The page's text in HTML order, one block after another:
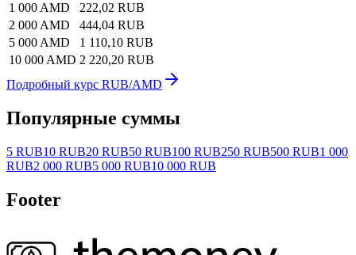
1 000 AMD
222,02 RUB
2 000 AMD
444,04 RUB
5 000 AMD
1 110,10 RUB
10 000 AMD 2 220,20 RUB
Подробный курс RUB/AMD
Популярные суммы
5 RUB10 RUB20 RUB50 RUB100 RUB250 RUB500 RUB1 000
RUB2 000 RUB5 000 RUB10 000 RUB
Footer